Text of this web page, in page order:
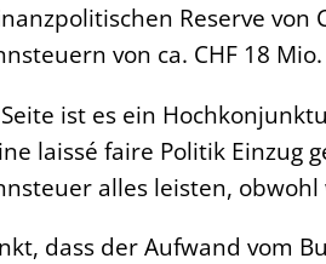
Reserve
von ca. CHF 18
ist es ein
laissé faire Politik
alles leisten,
dass der Aufwand vom